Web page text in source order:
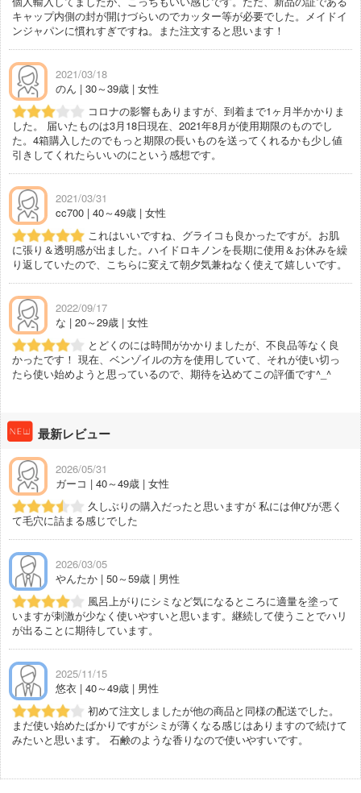
キャップ内側の封が開けづらいのでカッター等が必要でした。メイドイ
ンジャパンに慣れすぎですね。また注文すると思います！
2021/03/18
のん | 30～39歳 | 女性
コロナの影響もありますが、到着まで1ヶ月半かかりま
した。 届いたものは3月18日現在、2021年8月が使用期限のものでし
た。4箱購入したのでもっと期限の長いものを送ってくれるかも少し値
引きしてくれたらいいのにという感想です。
2021/03/31
cc700 | 40～49歳 | 女性
これはいいですね、グライコも良かったですが。お肌
に張り＆透明感が出ました。ハイドロキノンを長期に使用＆お休みを繰
り返していたので、こちらに変えて朝夕気兼ねなく使えて嬉しいです。
2022/09/17
な | 20～29歳 | 女性
とどくのには時間がかかりましたが、不良品等なく良
かったです！ 現在、ベンゾイルの方を使用していて、それが使い切っ
たら使い始めようと思っているので、期待を込めてこの評価です^_^
最新レビュー
2026/05/31
ガーコ | 40～49歳 | 女性
久しぶりの購入だったと思いますが 私には伸びが悪く
て毛穴に詰まる感じでした
2026/03/05
やんたか | 50～59歳 | 男性
風呂上がりにシミなど気になるところに適量を塗って
いますが刺激が少なく使いやすいと思います。継続して使うことでハリ
が出ることに期待しています。
2025/11/15
悠衣 | 40～49歳 | 男性
初めて注文しましたが他の商品と同様の配送でした。
まだ使い始めたばかりですがシミが薄くなる感じはありますので続けて
みたいと思います。 石鹸のような香りなので使いやすいです。